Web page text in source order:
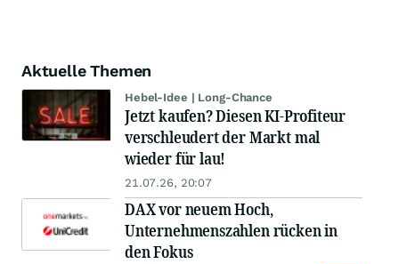
Aktuelle Themen
Hebel-Idee | Long-Chance
Jetzt kaufen? Diesen KI-Profiteur
verschleudert der Markt mal
wieder für lau!
21.07.26, 20:07
DAX vor neuem Hoch,
Unternehmenszahlen rücken in
den Fokus